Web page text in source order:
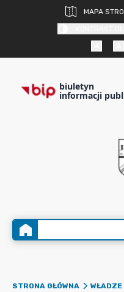
MAPA
biuletyn
informacji
STRONA GŁÓWNA
WŁADZE